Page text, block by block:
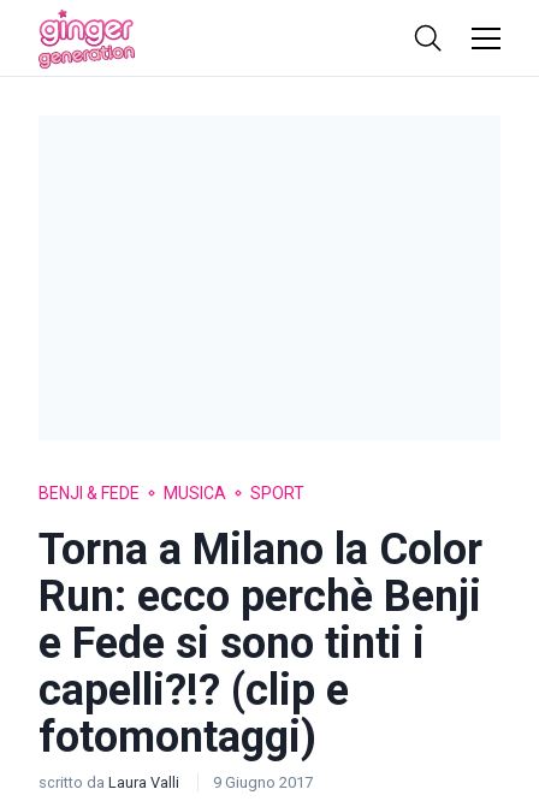
BENJI & FEDE MUSICA SPORT
Torna a Milano la Color
Run: ecco perchè Benji
e Fede si sono tinti i
capelli?!? (clip e
fotomontaggi)
scritto da Laura Valli 9 Giugno 2017